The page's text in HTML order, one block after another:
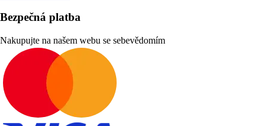
Bezpečná platba
Nakupujte na našem webu se sebevědomím